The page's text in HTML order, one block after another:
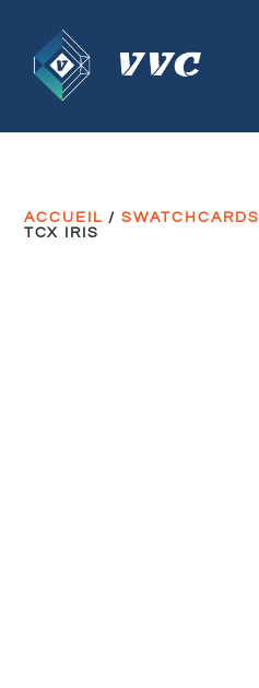
ACCUEIL /SWATCHCARDS
TCX IRIS